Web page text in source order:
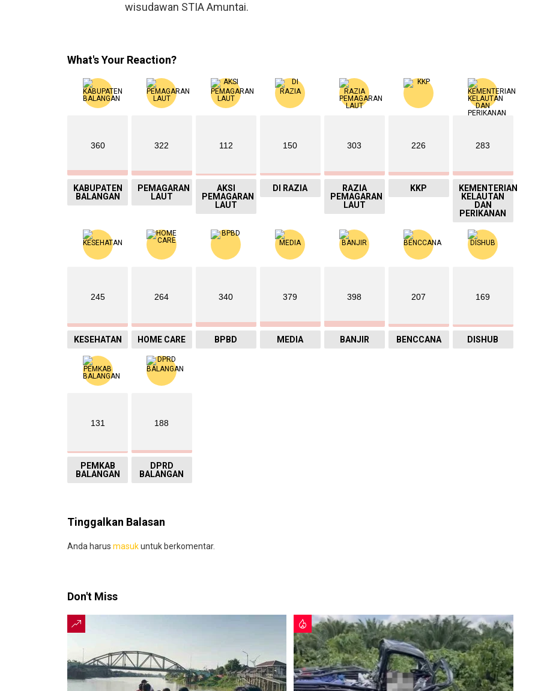
wisudawan STIA Amuntai.
What's Your Reaction?
360
KABUPATEN
BALANGAN
322
PEMAGARAN
LAUT
112
AKSI
PEMAGARAN
LAUT
150
DI RAZIA
303
RAZIA
PEMAGARAN
LAUT
226
KKP
283
KEMENTERIAN
KELAUTAN
DAN
PERIKANAN
245
KESEHATAN
264
HOME CARE
340
BPBD
379
MEDIA
398
BANJIR
207
BENCCANA
169
DISHUB
131
PEMKAB
BALANGAN
188
DPRD
BALANGAN
Tinggalkan Balasan
Anda harus masukuntuk berkomentar.
Don't Miss